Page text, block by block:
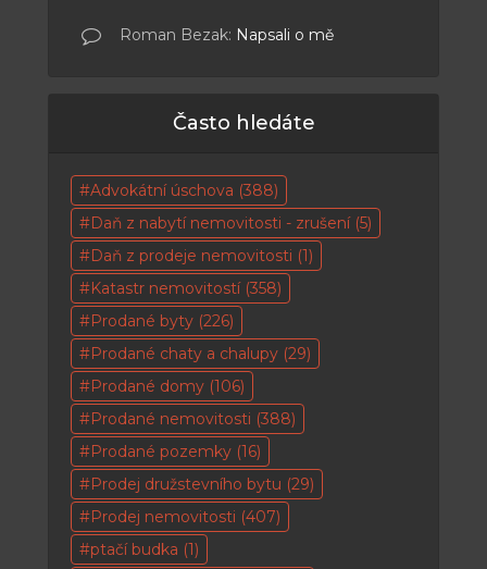
Roman Bezak: Napsali o mě
Často hledáte
Advokátní úschova (388)
Daň z nabytí nemovitosti - zrušení(5)
Daň z prodeje nemovitosti (1)
Katastr nemovitostí(358)
Prodané byty (226)
Prodané chaty a chalupy (29)
Prodané domy (106)
Prodané nemovitosti (388)
Prodané pozemky (16)
Prodej družstevního bytu (29)
Prodej nemovitosti (407)
ptačí budka (1)